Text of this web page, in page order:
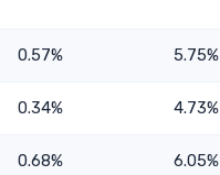
5.75%
0.57%
4.73%
0.34%
6.05%
0.68%